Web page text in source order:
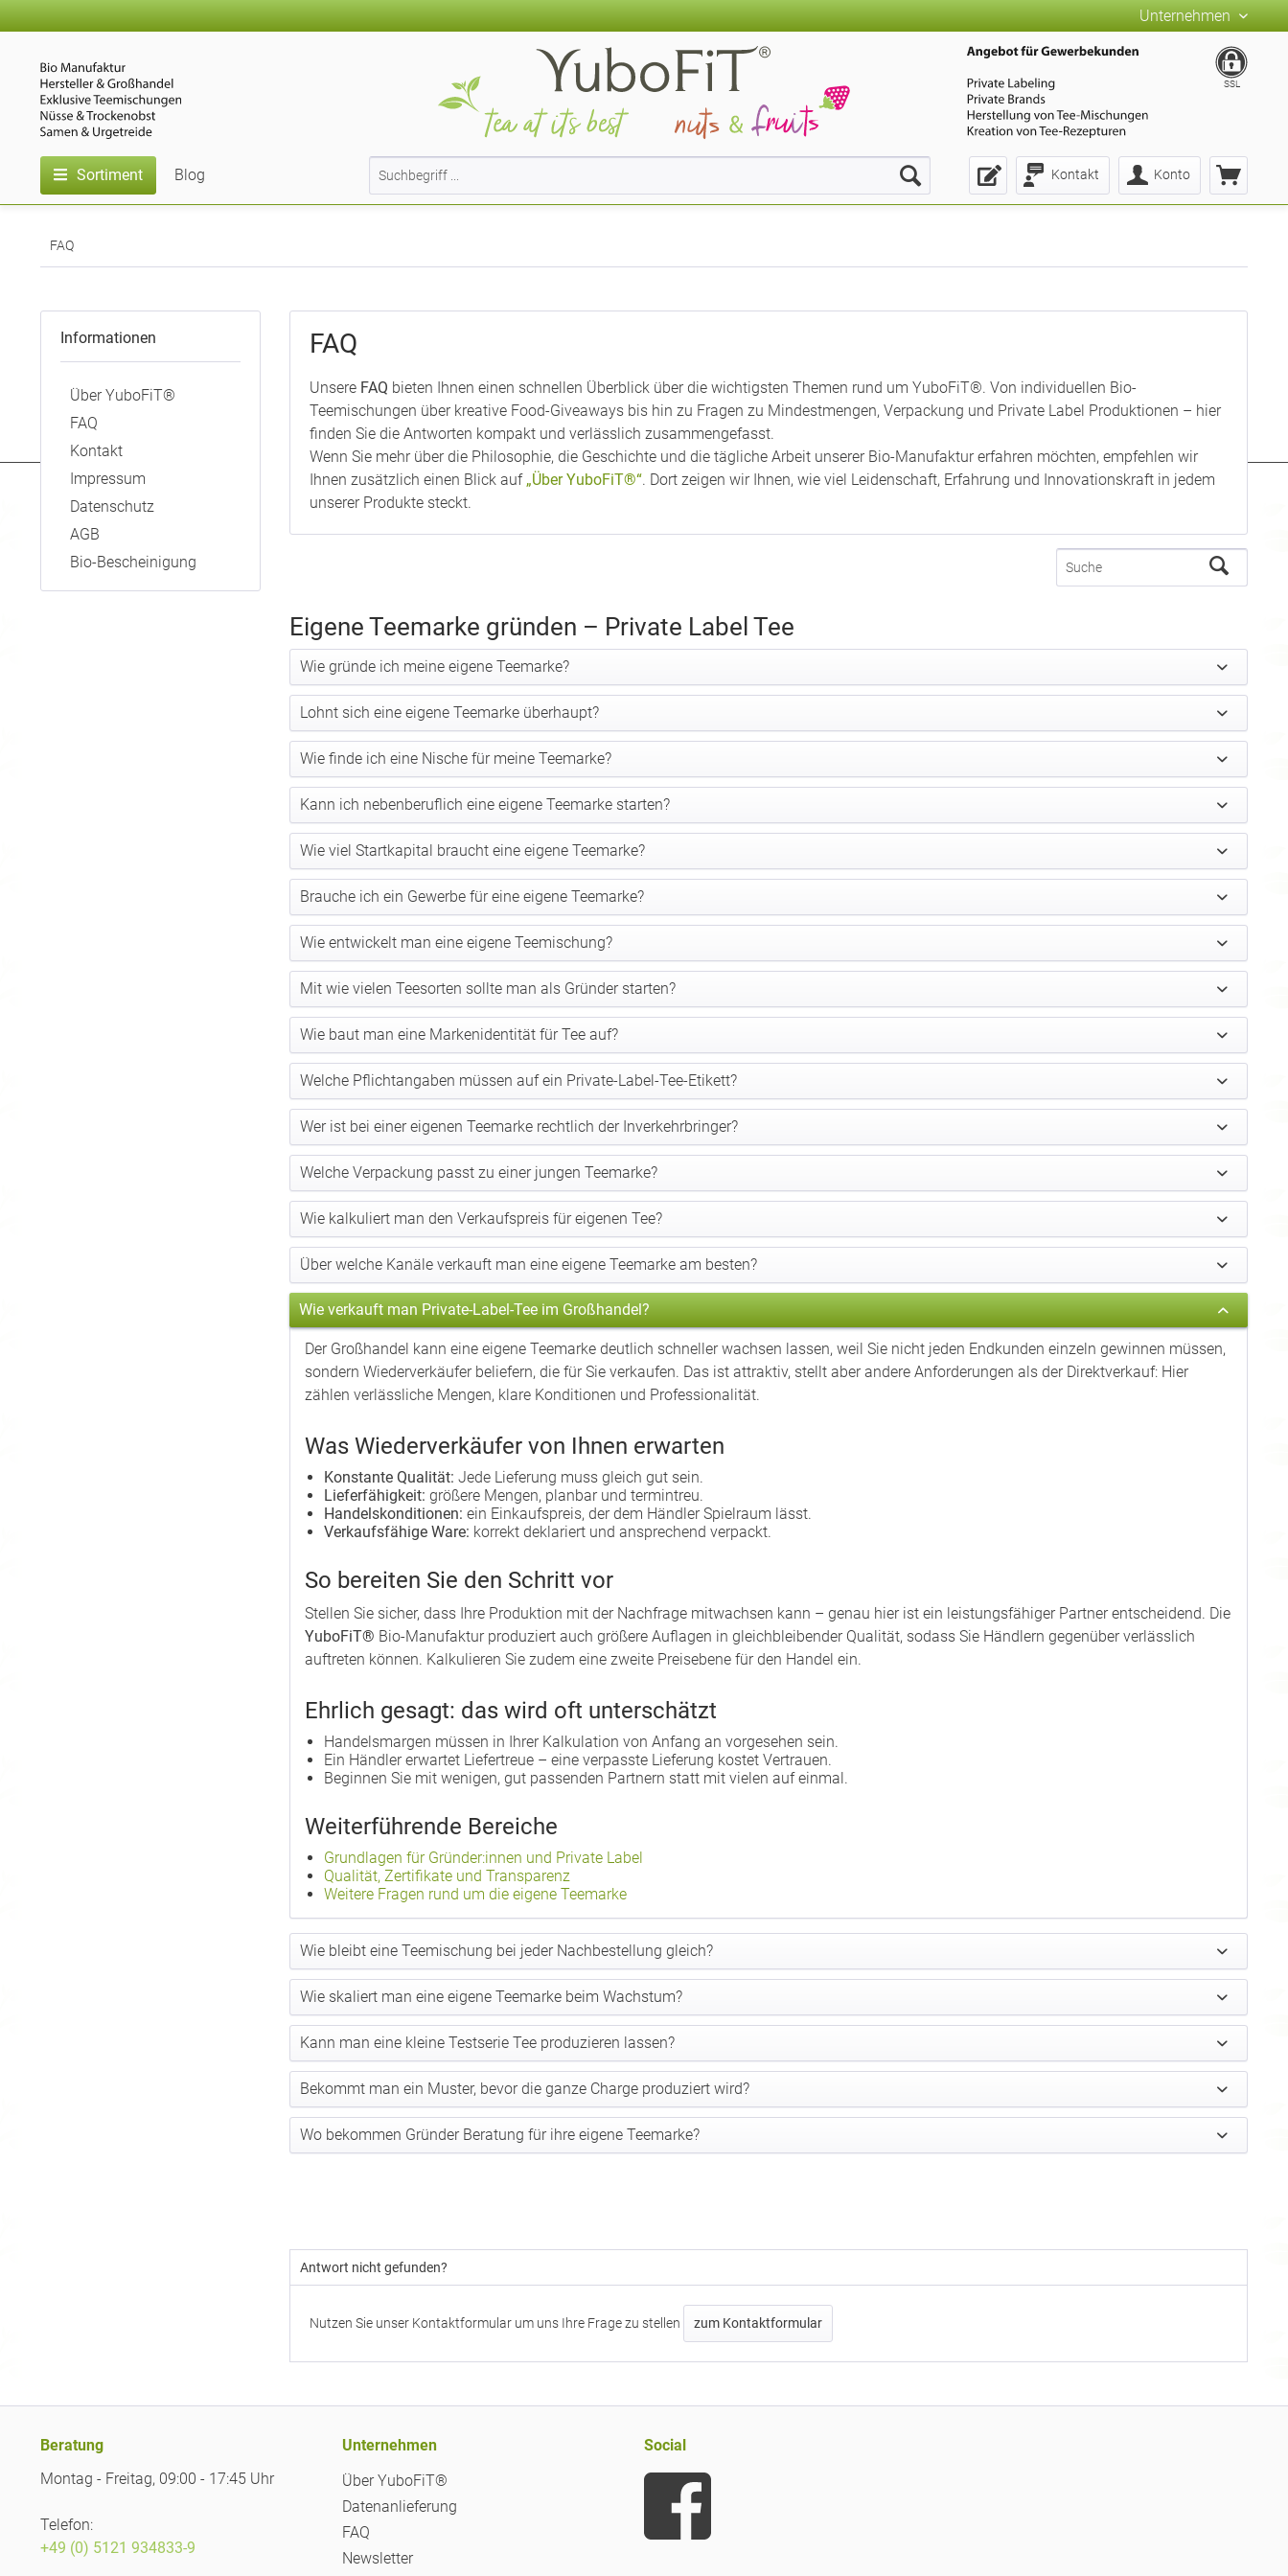
Unternehmen
Kontakt Konto
SSL
Sortiment Blog
FAQ
Informationen
Über YuboFiT®
FAQ
Kontakt
Impressum
Datenschutz
AGB
Bio-Bescheinigung
FAQ
Unsere FAQ bieten Ihnen einen schnellen Überblick über die wichtigsten Themen rund um YuboFiT®. Von individuellen Bio-
Teemischungen über kreative Food-Giveaways bis hin zu Fragen zu Mindestmengen, Verpackung und Private Label Produktionen – hier
finden Sie die Antworten kompakt und verlässlich zusammengefasst.
Wenn Sie mehr über die Philosophie, die Geschichte und die tägliche Arbeit unserer Bio-Manufaktur erfahren möchten, empfehlen wir
Ihnen zusätzlich einen Blick auf „Über YuboFiT®“. Dort zeigen wir Ihnen, wie viel Leidenschaft, Erfahrung und Innovationskraft in jedem
unserer Produkte steckt.
Eigene Teemarke gründen – Private Label Tee
Wie gründe ich meine eigene Teemarke?
Lohnt sich eine eigene Teemarke überhaupt?
Wie finde ich eine Nische für meine Teemarke?
Kann ich nebenberuflich eine eigene Teemarke starten?
Wie viel Startkapital braucht eine eigene Teemarke?
Brauche ich ein Gewerbe für eine eigene Teemarke?
Wie entwickelt man eine eigene Teemischung?
Mit wie vielen Teesorten sollte man als Gründer starten?
Wie baut man eine Markenidentität für Tee auf?
Welche Pflichtangaben müssen auf ein Private-Label-Tee-Etikett?
Wer ist bei einer eigenen Teemarke rechtlich der Inverkehrbringer?
Welche Verpackung passt zu einer jungen Teemarke?
Wie kalkuliert man den Verkaufspreis für eigenen Tee?
Über welche Kanäle verkauft man eine eigene Teemarke am besten?
Wie verkauft man Private-Label-Tee im Großhandel?
Der Großhandel kann eine eigene Teemarke deutlich schneller wachsen lassen, weil Sie nicht jeden Endkunden einzeln gewinnen müssen,
sondern Wiederverkäufer beliefern, die für Sie verkaufen. Das ist attraktiv, stellt aber andere Anforderungen als der Direktverkauf: Hier
zählen verlässliche Mengen, klare Konditionen und Professionalität.
Was Wiederverkäufer von Ihnen erwarten
Konstante Qualität: Jede Lieferung muss gleich gut sein.
Lieferfähigkeit: größere Mengen, planbar und termintreu.
Handelskonditionen: ein Einkaufspreis, der dem Händler Spielraum lässt.
Verkaufsfähige Ware: korrekt deklariert und ansprechend verpackt.
So bereiten Sie den Schritt vor
Stellen Sie sicher, dass Ihre Produktion mit der Nachfrage mitwachsen kann – genau hier ist ein leistungsfähiger Partner entscheidend. Die
YuboFiT® Bio-Manufaktur produziert auch größere Auflagen in gleichbleibender Qualität, sodass Sie Händlern gegenüber verlässlich
auftreten können. Kalkulieren Sie zudem eine zweite Preisebene für den Handel ein.
Ehrlich gesagt: das wird oft unterschätzt
Handelsmargen müssen in Ihrer Kalkulation von Anfang an vorgesehen sein.
Ein Händler erwartet Liefertreue – eine verpasste Lieferung kostet Vertrauen.
Beginnen Sie mit wenigen, gut passenden Partnern statt mit vielen auf einmal.
Weiterführende Bereiche
Grundlagen für Gründer:innen und Private Label
Qualität, Zertifikate und Transparenz
Weitere Fragen rund um die eigene Teemarke
Wie bleibt eine Teemischung bei jeder Nachbestellung gleich?
Wie skaliert man eine eigene Teemarke beim Wachstum?
Kann man eine kleine Testserie Tee produzieren lassen?
Bekommt man ein Muster, bevor die ganze Charge produziert wird?
Wo bekommen Gründer Beratung für ihre eigene Teemarke?
Antwort nicht gefunden?
Nutzen Sie unser Kontaktformular um uns Ihre Frage zu stellen zum Kontaktformular
Beratung
Montag - Freitag, 09:00 - 17:45 Uhr
Telefon:
+49 (0) 5121 934833-9
Unternehmen
Über YuboFiT®
Datenanlieferung
FAQ
Newsletter
Social